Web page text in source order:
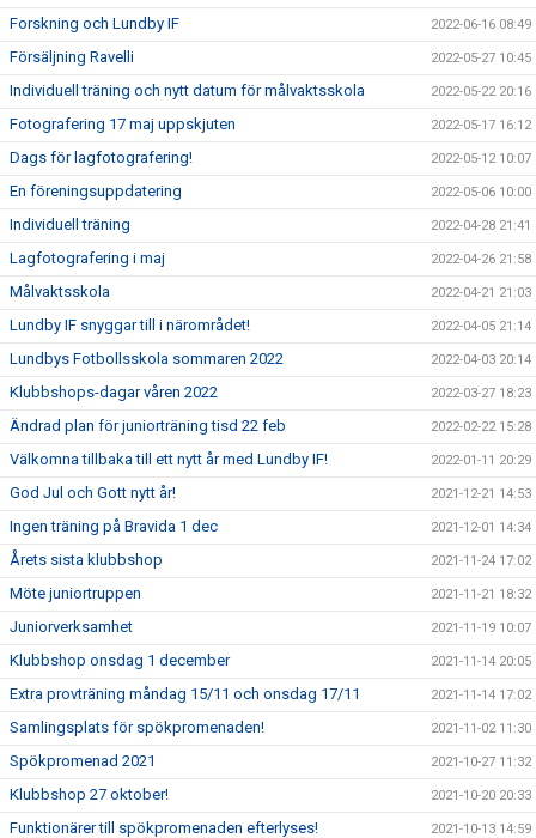
Forskning och Lundby IF 2022-06-16 08:49
Försäljning Ravelli 2022-05-27 10:45
Individuell träning och nytt datum för målvaktsskola 2022-05-22 20:16
Fotografering 17 maj uppskjuten 2022-05-17 16:12
Dags för lagfotografering! 2022-05-12 10:07
En föreningsuppdatering 2022-05-06 10:00
Individuell träning 2022-04-28 21:41
Lagfotografering i maj 2022-04-26 21:58
Målvaktsskola 2022-04-21 21:03
Lundby IF snyggar till i närområdet! 2022-04-05 21:14
Lundbys Fotbollsskola sommaren 2022 2022-04-03 20:14
Klubbshops-dagar våren 2022 2022-03-27 18:23
Ändrad plan för juniorträning tisd 22 feb 2022-02-22 15:28
Välkomna tillbaka till ett nytt år med Lundby IF! 2022-01-11 20:29
God Jul och Gott nytt år! 2021-12-21 14:53
Ingen träning på Bravida 1 dec 2021-12-01 14:34
Årets sista klubbshop 2021-11-24 17:02
Möte juniortruppen 2021-11-21 18:32
Juniorverksamhet 2021-11-19 10:07
Klubbshop onsdag 1 december 2021-11-14 20:05
Extra provträning måndag 15/11 och onsdag 17/11 2021-11-14 17:02
Samlingsplats för spökpromenaden! 2021-11-02 11:30
Spökpromenad 2021 2021-10-27 11:32
Klubbshop 27 oktober! 2021-10-20 20:33
Funktionärer till spökpromenaden efterlyses! 2021-10-13 14:59